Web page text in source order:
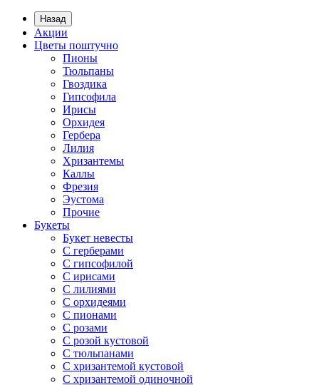
Назад
Акции
Цветы поштучно
Пионы
Тюльпаны
Гвоздика
Гипсофила
Ирисы
Орхидея
Гербера
Лилия
Хризантемы
Каллы
Фрезия
Эустома
Прочие
Букеты
Букет невесты
С герберами
С гипсофилой
С ирисами
С лилиями
С орхидеями
С пионами
С розами
С розой кустовой
С тюльпанами
С хризантемой кустовой
С хризантемой одиночной